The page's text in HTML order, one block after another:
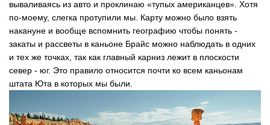
вываливаясь из авто и проклинаю «тупых американцев». Хотя
по-моему, слегка протупили мы. Карту можно было взять
накануне и вообще вспомнить географию чтобы понять -
закаты и рассветы в каньоне Брайс можно наблюдать в одних
и тех же точках, так как главный карниз лежит в плоскости
север - юг. Это правило относится почти ко всем каньонам
штата Юта в которых мы были.